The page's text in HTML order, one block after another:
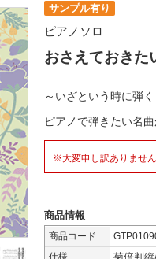
サンプル有り
ピアノソロ
おさえておきた
～いざという時に弾
ピアノで弾きたい名曲
※大変申し訳ありませ
商品情報
商品コード
仕様